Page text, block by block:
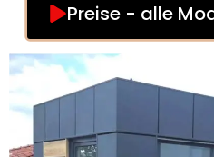
Preise - alle